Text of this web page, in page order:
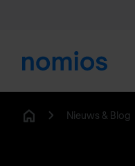
Nieuws & Blog